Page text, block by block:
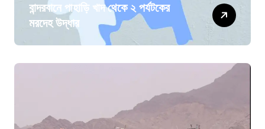
বান্দরবানে পাহাড়ি খাদ থেকে ২ পর্যটকের
মরদেহ উদ্ধার